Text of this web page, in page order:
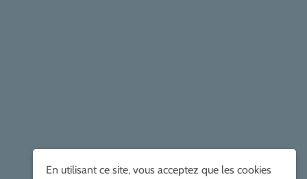
En utilisant ce site, vous acceptez que les cookies